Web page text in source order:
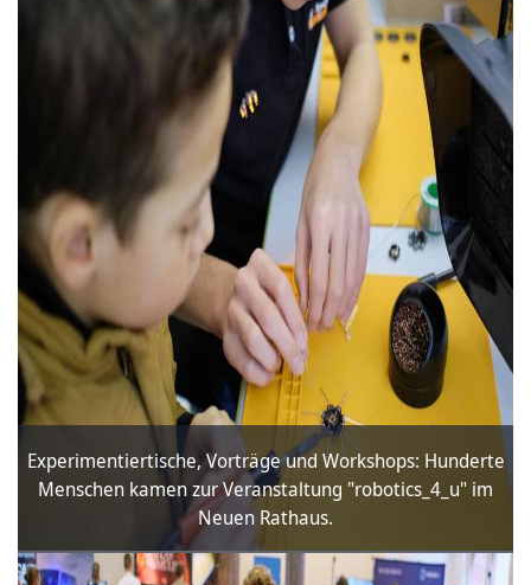
Experimentiertische, Vorträge und Workshops: Hunderte
Menschen kamen zur Veranstaltung "robotics_4_u" im
Neuen Rathaus.